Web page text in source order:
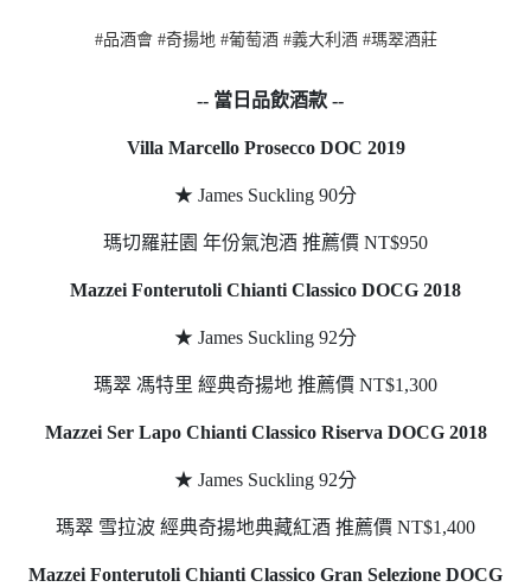
#品酒會#奇揚地#葡萄酒 #義大利酒 #瑪翠酒莊
-- 當日品飲酒款 --
Villa Marcello Prosecco DOC 2019
★ James Suckling 90分
瑪切羅莊園 年份氣泡酒 推薦價 NT$950
Mazzei Fonterutoli Chianti Classico DOCG 2018
★ James Suckling 92分
瑪翠 馮特里 經典奇揚地 推薦價 NT$1,300
Mazzei Ser Lapo Chianti Classico Riserva DOCG 2018
★ James Suckling 92分
瑪翠 雪拉波 經典奇揚地典藏紅酒 推薦價 NT$1,400
Mazzei Fonterutoli Chianti Classico Gran Selezione DOCG